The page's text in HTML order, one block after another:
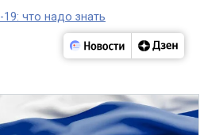
19: что надо знать